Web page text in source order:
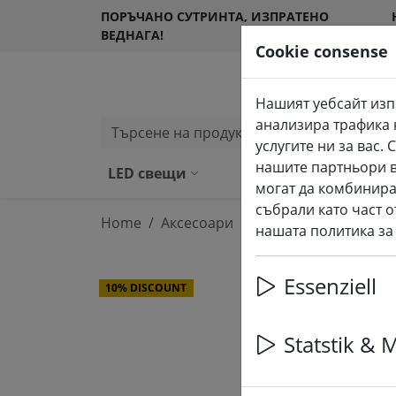
ПОРЪЧАНО СУТРИНТА, ИЗПРАТЕНО
ВЕДНАГА!
Търсене на продукти
LED свещи Външни LED
Home Аксесоари
10% DISCOUNT
Cookie consense
Нашият уебсайт
анализира трафика
услугите ни за
нашите партньори
могат да
събрали като част
нашата политика
Essenziell
Statstik &